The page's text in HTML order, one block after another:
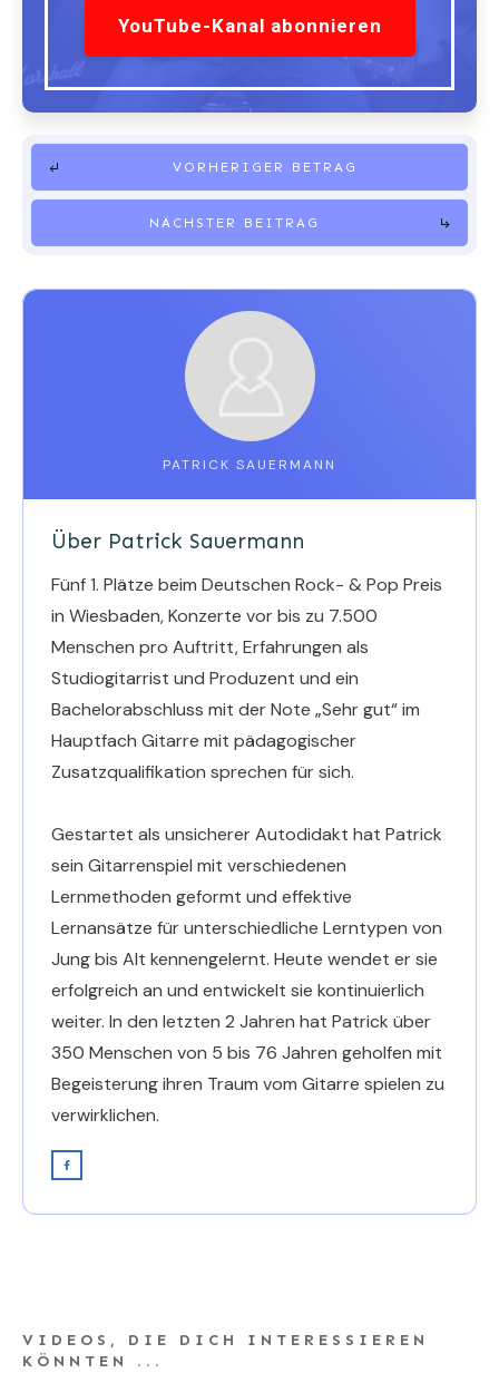
YouTube-Kanal abonnieren
VORHERIGER BETRAG
NÄCHSTER BEITRAG
PATRICK SAUERMANN
Über Patrick Sauermann
Fünf 1. Plätze beim Deutschen Rock- & Pop Preis
in Wiesbaden, Konzerte vor bis zu 7.500
Menschen pro Auftritt, Erfahrungen als
Studiogitarrist und Produzent und ein
Bachelorabschluss mit der Note „Sehr gut“ im
Hauptfach Gitarre mit pädagogischer
Zusatzqualifikation sprechen für sich.
Gestartet als unsicherer Autodidakt hat Patrick
sein Gitarrenspiel mit verschiedenen
Lernmethoden geformt und effektive
Lernansätze für unterschiedliche Lerntypen von
Jung bis Alt kennengelernt. Heute wendet er sie
erfolgreich an und entwickelt sie kontinuierlich
weiter. In den letzten 2 Jahren hat Patrick über
350 Menschen von 5 bis 76 Jahren geholfen mit
Begeisterung ihren Traum vom Gitarre spielen zu
verwirklichen.
VIDEOS, DIE DICH INTERESSIEREN
KÖNNTEN ...